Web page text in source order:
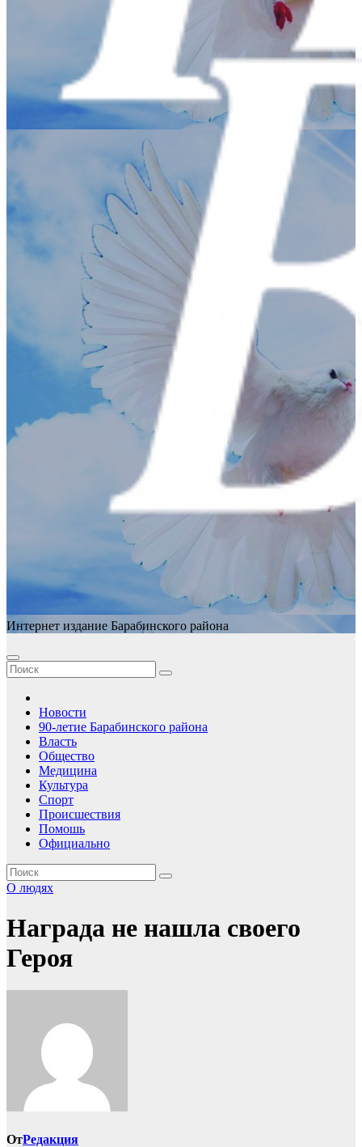
Интернет издание Барабинского района
Новости
90-летие Барабинского района
Власть
Общество
Медицина
Культура
Спорт
Происшествия
Помошь
Официально
О людях
Награда не нашла своего
Героя
ОтРедакция